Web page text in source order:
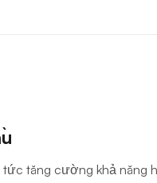
tăng cường khả năng